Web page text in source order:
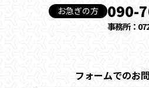
お急ぎの方 090-
事務所：
フォームでのお